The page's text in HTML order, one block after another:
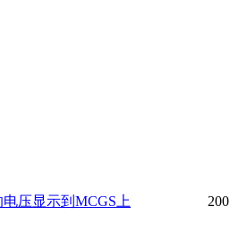
压显示到MCGS上
200